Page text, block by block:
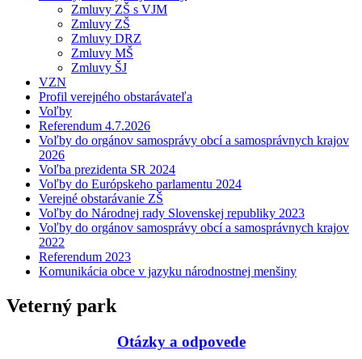
Zmluvy ZŠ s VJM
Zmluvy ZŠ
Zmluvy DRZ
Zmluvy MŠ
Zmluvy ŠJ
VZN
Profil verejného obstarávateľa
Voľby
Referendum 4.7.2026
Voľby do orgánov samosprávy obcí a samosprávnych krajov
2026
Voľba prezidenta SR 2024
Voľby do Európskeho parlamentu 2024
Verejné obstarávanie ZŠ
Voľby do Národnej rady Slovenskej republiky 2023
Voľby do orgánov samosprávy obcí a samosprávnych krajov
2022
Referendum 2023
Komunikácia obce v jazyku národnostnej menšiny
Veterný park
Otázky a odpovede